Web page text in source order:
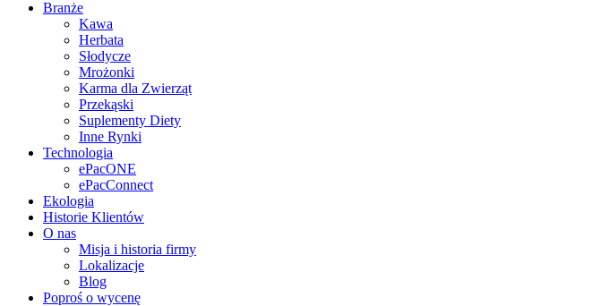
Branże
Kawa
Herbata
Słodycze
Mrożonki
Karma dla Zwierząt
Przekąski
Suplementy Diety
Inne Rynki
Technologia
ePacONE
ePacConnect
Ekologia
Historie Klientów
O nas
Misja i historia firmy
Lokalizacje
Blog
Poproś o wycenę